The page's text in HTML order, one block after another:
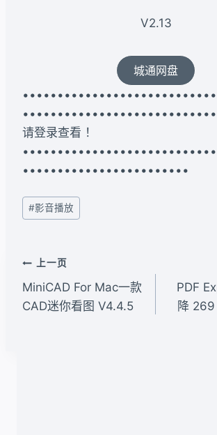
V2.13
城通网盘
请登录查看 ！
••••••••••••••••••••••••
文
章
签：
#影音播放
文
章
导
上一页
MiniCAD For Mac一款
CAD迷你看图 V4.4.5
PDF
降